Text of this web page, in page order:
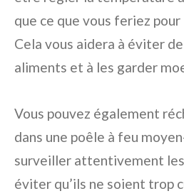
que ce que vous feriez pour
Cela vous aidera à éviter
aliments et à les garder
Vous pouvez également
dans une poêle à feu
surveiller attentivement
éviter qu’ils ne soient trop